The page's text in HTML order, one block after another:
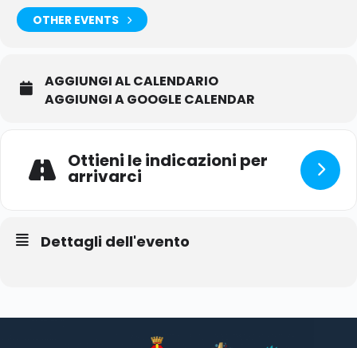
OTHER EVENTS
AGGIUNGI AL CALENDARIO
AGGIUNGI A GOOGLE CALENDAR
Ottieni le indicazioni per
arrivarci
Dettagli dell'evento